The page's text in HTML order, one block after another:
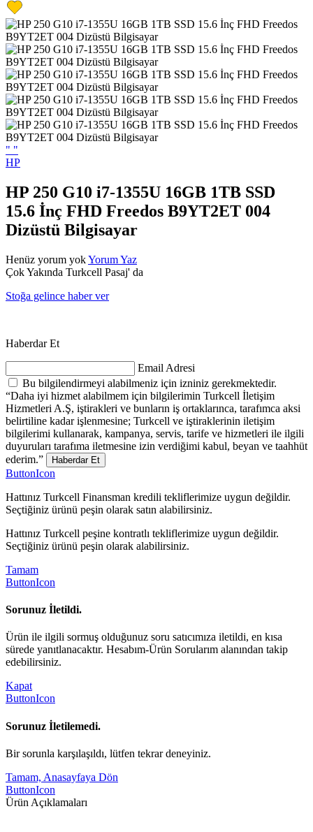
" "
HP
HP 250 G10 i7-1355U 16GB 1TB SSD
15.6 İnç FHD Freedos B9YT2ET 004
Dizüstü Bilgisayar
Henüz yorum yokYorum Yaz
Çok Yakında Turkcell Pasaj' da
Stoğa gelince haber ver
Haberdar Et
Email Adresi
Bu bilgilendirmeyi alabilmeniz için izniniz gerekmektedir.
“Daha iyi hizmet alabilmem için bilgilerimin Turkcell İletişim
Hizmetleri A.Ş, iştirakleri ve bunların iş ortaklarınca, tarafımca aksi
belirtiline kadar işlenmesine; Turkcell ve iştiraklerinin iletişim
bilgilerimi kullanarak, kampanya, servis, tarife ve hizmetleri ile ilgili
duyuruları tarafıma iletmesine izin verdiğimi kabul, beyan ve taahhüt
ederim.”
Haberdar Et
ButtonIcon
Hattınız Turkcell Finansman kredili tekliflerimize uygun değildir.
Seçtiğiniz ürünü peşin olarak satın alabilirsiniz.
Hattınız Turkcell peşine kontratlı tekliflerimize uygun değildir.
Seçtiğiniz ürünü peşin olarak alabilirsiniz.
Tamam
ButtonIcon
Sorunuz İletildi.
Ürün ile ilgili sormuş olduğunuz soru satıcımıza iletildi, en kısa
sürede yanıtlanacaktır. Hesabım-Ürün Sorularım alanından takip
edebilirsiniz.
Kapat
ButtonIcon
Sorunuz İletilemedi.
Bir sorunla karşılaşıldı, lütfen tekrar deneyiniz.
Tamam, Anasayfaya Dön
ButtonIcon
Ürün Açıklamaları